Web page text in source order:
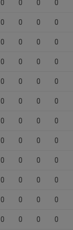
0 0 0 0
0 0 0 0
0 0 0 0
0 0 0 0
0 0 0 0
0 0 0 0
0 0 0 0
0 0 0 0
0 0 0 0
0 0 0 0
0 0 0 0
0 0 0 0